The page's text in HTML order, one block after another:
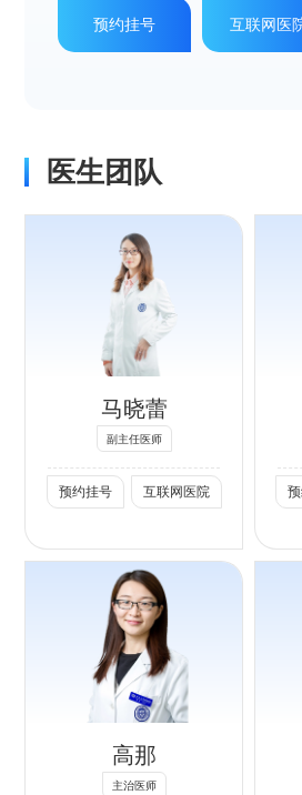
预约挂号 互联网医
医生团队
马晓蕾
副主任医师
预约挂号 互联网医院
专长：
湿疹、皮炎等过敏
性疾病；痤疮；银
屑病、白癜风；带
状疱疹；性传播疾
病；色素性皮肤病
（雀斑、黄褐斑、
日晒斑）；皮肤肿
疗。
高那
主治医师
专长：
湿疹、过敏性皮
炎、特应性皮炎、
荨麻疹等过敏性皮
肤病；足癣、甲
癣、股癣、花斑